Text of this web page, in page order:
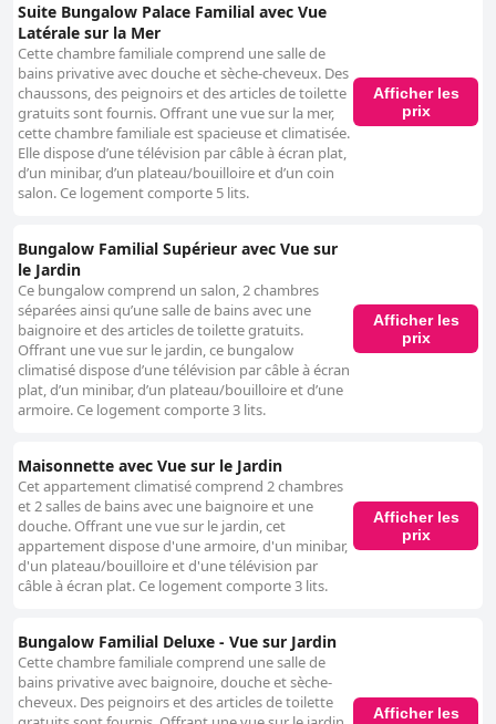
Suite Bungalow Palace Familial avec Vue
Latérale sur la Mer
Cette chambre familiale comprend une salle de
bains privative avec douche et sèche-cheveux. Des
chaussons, des peignoirs et des articles de toilette
gratuits sont fournis. Offrant une vue sur la mer,
cette chambre familiale est spacieuse et climatisée.
Elle dispose d’une télévision par câble à écran plat,
d’un minibar, d’un plateau/bouilloire et d’un coin
salon. Ce logement comporte 5 lits.
Afficher les
prix
Bungalow Familial Supérieur avec Vue sur
le Jardin
Ce bungalow comprend un salon, 2 chambres
séparées ainsi qu’une salle de bains avec une
baignoire et des articles de toilette gratuits.
Offrant une vue sur le jardin, ce bungalow
climatisé dispose d’une télévision par câble à écran
plat, d’un minibar, d’un plateau/bouilloire et d’une
armoire. Ce logement comporte 3 lits.
Afficher les
prix
Maisonnette avec Vue sur le Jardin
Cet appartement climatisé comprend 2 chambres
et 2 salles de bains avec une baignoire et une
douche. Offrant une vue sur le jardin, cet
appartement dispose d'une armoire, d'un minibar,
d'un plateau/bouilloire et d'une télévision par
câble à écran plat. Ce logement comporte 3 lits.
Afficher les
prix
Bungalow Familial Deluxe - Vue sur Jardin
Cette chambre familiale comprend une salle de
bains privative avec baignoire, douche et sèche-
cheveux. Des peignoirs et des articles de toilette
Afficher les